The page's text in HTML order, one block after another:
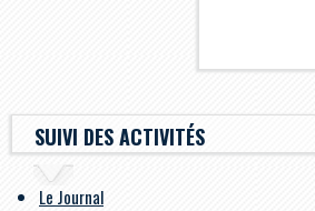
SUIVI DES ACTIVITÉS
Le Journal